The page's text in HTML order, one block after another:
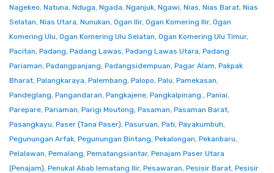
Nagekeo, Natuna, Nduga, Ngada, Nganjuk, Ngawi, Nias, Nias Barat, Nias
Selatan, Nias Utara, Nunukan, Ogan Ilir, Ogan Komering Ilir, Ogan
Komering Ulu, Ogan Komering Ulu Selatan, Ogan Komering Ulu Timur,
Pacitan, Padang, Padang Lawas, Padang Lawas Utara, Padang
Pariaman, Padangpanjang, Padangsidempuan, Pagar Alam, Pakpak
Bharat, Palangkaraya, Palembang, Palopo, Palu, Pamekasan,
Pandeglang, Pangandaran, Pangkajene, Pangkalpinang., Paniai,
Parepare, Pariaman, Parigi Moutong, Pasaman, Pasaman Barat,
Pasangkayu, Paser (Tana Paser), Pasuruan, Pati, Payakumbuh,
Pegunungan Arfak, Pegunungan Bintang, Pekalongan, Pekanbaru,
Pelalawan, Pemalang, Pematangsiantar, Penajam Paser Utara
(Penajam), Penukal Abab lematang Ilir, Pesawaran, Pesisir Barat, Pesisir